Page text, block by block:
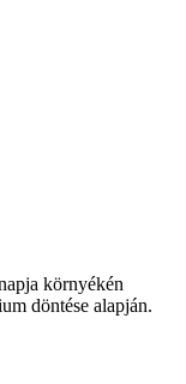
környékén
döntése alapján.